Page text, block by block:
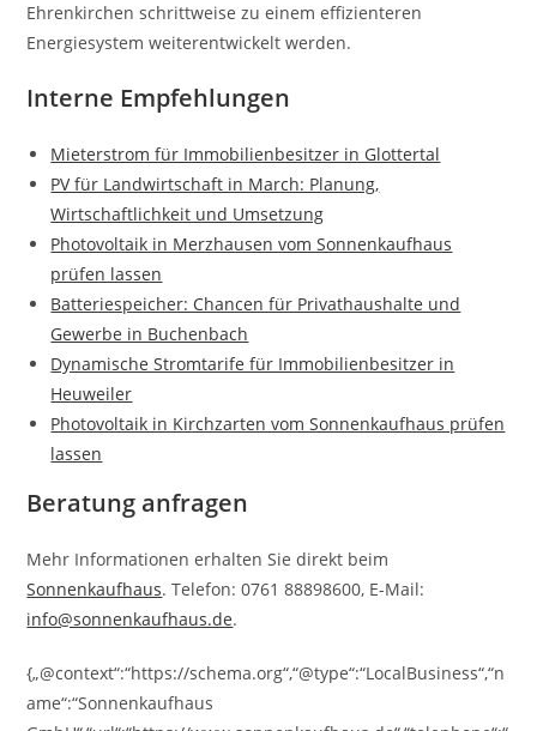
Ehrenkirchen schrittweise zu einem effizienteren
Energiesystem weiterentwickelt werden.
Interne Empfehlungen
Mieterstrom für Immobilienbesitzer in Glottertal
PV für Landwirtschaft in March: Planung,
Wirtschaftlichkeit und Umsetzung
Photovoltaik in Merzhausen vom Sonnenkaufhaus
prüfen lassen
Batteriespeicher: Chancen für Privathaushalte und
Gewerbe in Buchenbach
Dynamische Stromtarife für Immobilienbesitzer in
Heuweiler
Photovoltaik in Kirchzarten vom Sonnenkaufhaus prüfen
lassen
Beratung anfragen
Mehr Informationen erhalten Sie direkt beim
Sonnenkaufhaus. Telefon: 0761 88898600, E-Mail:
info@sonnenkaufhaus.de.
{„@context“:“https://schema.org“,“@type“:“LocalBusiness“,“n
ame“:“Sonnenkaufhaus